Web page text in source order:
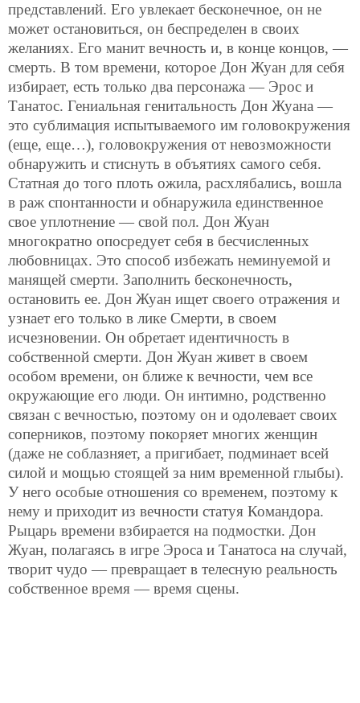
представлений. Его увлекает бесконечное, он не
может остановиться, он беспределен в своих
желаниях. Его манит вечность и, в конце концов, —
смерть. В том времени, которое Дон Жуан для себя
избирает, есть только два персонажа — Эрос и
Танатос. Гениальная генитальность Дон Жуана —
это сублимация испытываемого им головокружения
(еще, еще…), головокружения от невозможности
обнаружить и стиснуть в объятиях самого себя.
Статная до того плоть ожила, расхлябались, вошла
в раж спонтанности и обнаружила единственное
свое уплотнение — свой пол. Дон Жуан
многократно опосредует себя в бесчисленных
любовницах. Это способ избежать неминуемой и
манящей смерти. Заполнить бесконечность,
остановить ее. Дон Жуан ищет своего отражения и
узнает его только в лике Смерти, в своем
исчезновении. Он обретает идентичность в
собственной смерти. Дон Жуан живет в своем
особом времени, он ближе к вечности, чем все
окружающие его люди. Он интимно, родственно
связан с вечностью, поэтому он и одолевает своих
соперников, поэтому покоряет многих женщин
(даже не соблазняет, а пригибает, подминает всей
силой и мощью стоящей за ним временной глыбы).
У него особые отношения со временем, поэтому к
нему и приходит из вечности статуя Командора.
Рыцарь времени взбирается на подмостки. Дон
Жуан, полагаясь в игре Эроса и Танатоса на случай,
творит чудо — превращает в телесную реальность
собственное время — время сцены.